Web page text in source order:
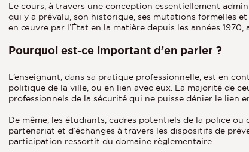
Le cours, à travers une conception essentiellement
qui y a prévalu, son historique, ses mutations formelles
en œuvre par l’État en la matière depuis les années
Pourquoi est-ce important d’en parler ?
L’enseignant, dans sa pratique professionnelle, est en
politique de la ville, ou en lien avec eux. La majorité de
professionnels de la sécurité qui ne puisse dénier le lien
De même, les étudiants, cadres potentiels de la police
partenariat et d’échanges à travers les dispositifs de
participation ressortit du domaine règlementaire.